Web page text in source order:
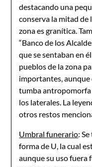
destacando una
conserva la mitad de
zona es granítica.
“Banco de los
que se sentaban en
pueblos de la zona
importantes, aunque
tumba antropomorfa
los laterales. La
otros restos
Umbral funerario:
forma de U, la cual
aunque su uso fuera